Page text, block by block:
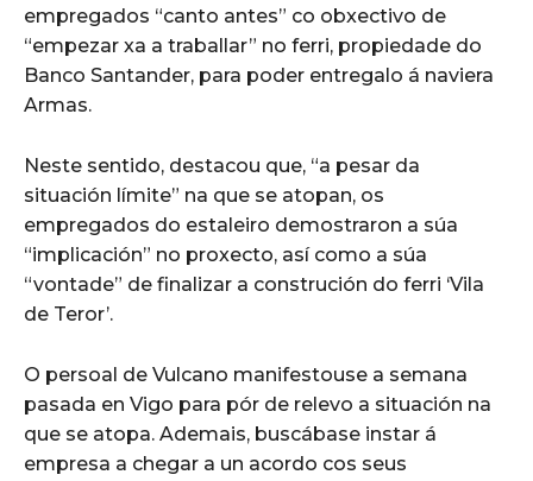
empregados “canto antes” co obxectivo de
“empezar xa a traballar” no ferri, propiedade do
Banco Santander, para poder entregalo á naviera
Armas.
Neste sentido, destacou que, “a pesar da
situación límite” na que se atopan, os
empregados do estaleiro demostraron a súa
“implicación” no proxecto, así como a súa
“vontade” de finalizar a construción do ferri ‘Vila
de Teror’.
O persoal de Vulcano manifestouse a semana
pasada en Vigo para pór de relevo a situación na
que se atopa. Ademais, buscábase instar á
empresa a chegar a un acordo cos seus